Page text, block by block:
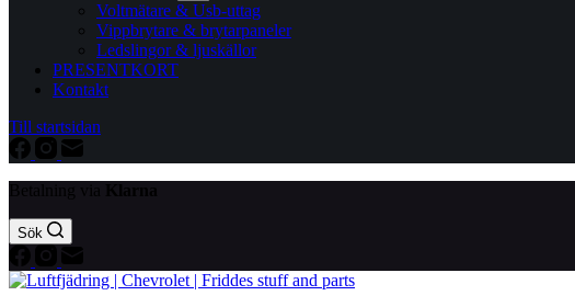
Voltmätare & Usb-uttag
Vippbrytare & brytarpaneler
Ledslingor & ljuskällor
PRESENTKORT
Kontakt
Till startsidan
Sök